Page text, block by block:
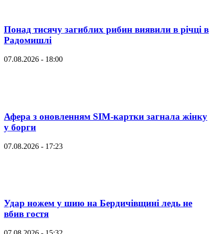
Понад тисячу загиблих рибин виявили в річці в
Радомишлі
07.08.2026 - 18:00
Афера з оновленням SIM-картки загнала жінку
у борги
07.08.2026 - 17:23
Удар ножем у шию на Бердичівщині ледь не
вбив гостя